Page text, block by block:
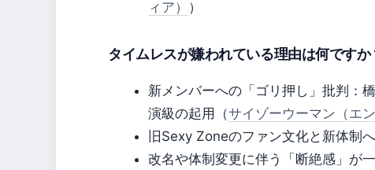
ィア） ）
タイムレスが嫌われている理由は何ですか
新メンバーへの「ゴリ押し」批判：
演級の起用（サイゾーウーマン（エ
旧Sexy Zoneのファン文化と新体制
改名や体制変更に伴う「断絶感」が